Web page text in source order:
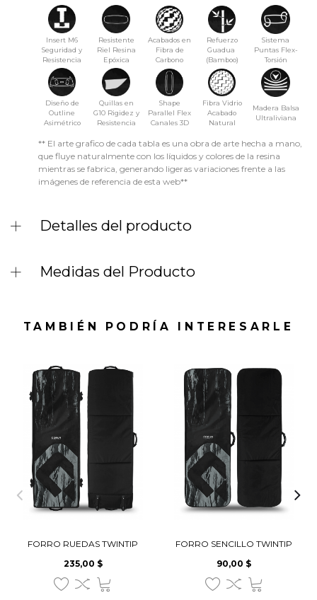
Insert M6
Seguridad y
Resistencia
Resistente
Riel Resina
Epóxica
Acabados en
Fibra de
Carbono
Refuerzo
Guadua
(Bamboo)
Sistema
Puntas Flex-
Torsión
Diseño de
Outline
Asimétrico
Quillas en
G10 Rigidez y
Resistencia
Shape
Parallel Flex
Canales 3D
Fibra Vidrio
Acabado
Natural
Madera Balsa
Ultraliviana
** El arte grafico de cada tabla es una obra de arte hecha a mano,
que fluye naturalmente con los líquidos y colores de la resina
mientras se fabrica, generando ligeras variaciones frente a las
imágenes de referencia de esta web**
Detalles del producto
Medidas del Producto
TAMBIÉN PODRÍA INTERESARLE
FORRO RUEDAS TWINTIP
Precio
235,00 $
FORRO SENCILLO TWINTIP
Precio
90,00 $